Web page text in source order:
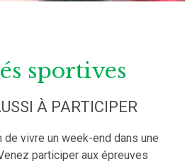
sportives
À PARTICIPER
de vivre un week-end dans une
participer aux épreuves